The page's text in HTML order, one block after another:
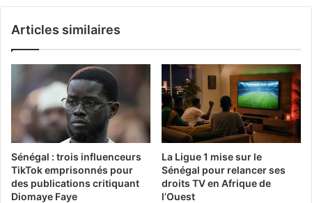
Articles similaires
Sénégal : trois influenceurs
TikTok emprisonnés pour
des publications critiquant
Diomaye Faye
La Ligue 1 mise sur le
Sénégal pour relancer ses
droits TV en Afrique de
l’Ouest